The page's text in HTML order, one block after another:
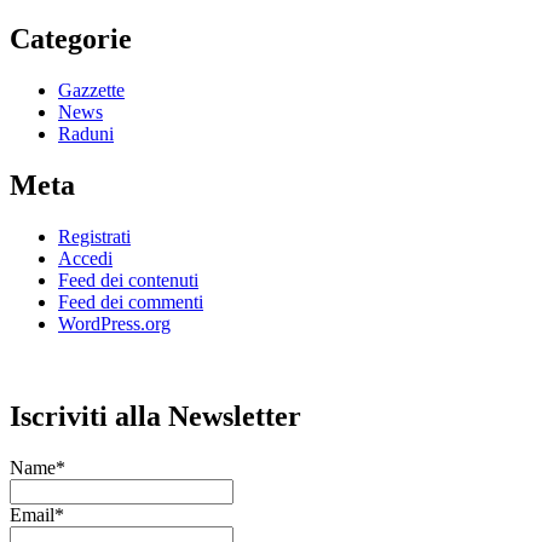
Categorie
Gazzette
News
Raduni
Meta
Registrati
Accedi
Feed dei contenuti
Feed dei commenti
WordPress.org
Iscriviti alla Newsletter
Name*
Email*